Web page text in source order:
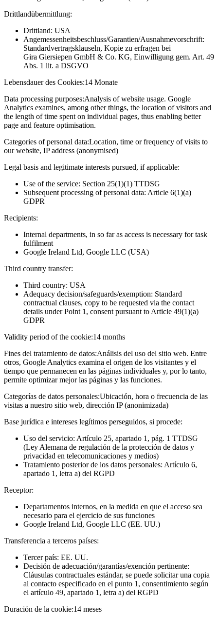
Drittlandübermittlung:
Drittland: USA
Angemessenheitsbeschluss/Garantien/Ausnahmevorschrift:
Standardvertragsklauseln, Kopie zu erfragen bei
Gira Giersiepen GmbH & Co. KG, Einwilligung gem. Art. 49
Abs. 1 lit. a DSGVO
Lebensdauer des Cookies:14 Monate
Data processing purposes:Analysis of website usage. Google
Analytics examines, among other things, the location of visitors and
the length of time spent on individual pages, thus enabling better
page and feature optimisation.
Categories of personal data:Location, time or frequency of visits to
our website, IP address (anonymised)
Legal basis and legitimate interests pursued, if applicable:
Use of the service: Section 25(1)(1) TTDSG
Subsequent processing of personal data: Article 6(1)(a)
GDPR
Recipients:
Internal departments, in so far as access is necessary for task
fulfilment
Google Ireland Ltd, Google LLC (USA)
Third country transfer:
Third country: USA
Adequacy decision/safeguards/exemption: Standard
contractual clauses, copy to be requested via the contact
details under Point 1, consent pursuant to Article 49(1)(a)
GDPR
Validity period of the cookie:14 months
Fines del tratamiento de datos:Análisis del uso del sitio web. Entre
otros, Google Analytics examina el origen de los visitantes y el
tiempo que permanecen en las páginas individuales y, por lo tanto,
permite optimizar mejor las páginas y las funciones.
Categorías de datos personales:Ubicación, hora o frecuencia de las
visitas a nuestro sitio web, dirección IP (anonimizada)
Base jurídica e intereses legítimos perseguidos, si procede:
Uso del servicio: Artículo 25, apartado 1, pág. 1 TTDSG
(Ley Alemana de regulación de la protección de datos y
privacidad en telecomunicaciones y medios)
Tratamiento posterior de los datos personales: Artículo 6,
apartado 1, letra a) del RGPD
Receptor:
Departamentos internos, en la medida en que el acceso sea
necesario para el ejercicio de sus funciones
Google Ireland Ltd, Google LLC (EE. UU.)
Transferencia a terceros países:
Tercer país: EE. UU.
Decisión de adecuación/garantías/exención pertinente:
Cláusulas contractuales estándar, se puede solicitar una copia
al contacto especificado en el punto 1, consentimiento según
el artículo 49, apartado 1, letra a) del RGPD
Duración de la cookie:14 meses